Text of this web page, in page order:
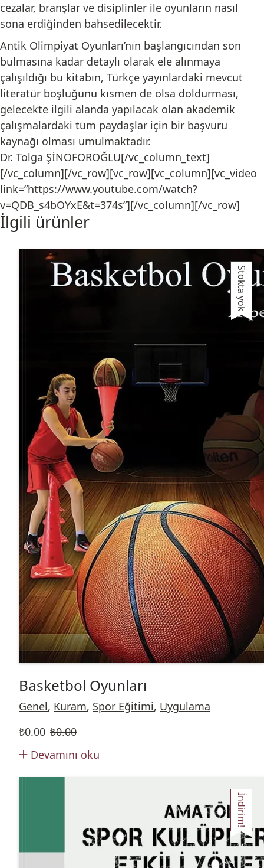
cezalar, branşlar ve disiplinler ile oyunların nasıl
sona erdiğinden bahsedilecektir.
Antik Olimpiyat Oyunları’nın başlangıcından son
bulmasına kadar detaylı olarak ele alınmaya
çalışıldığı bu kitabın, Türkçe yayınlardaki mevcut
literatür boşluğunu kısmen de olsa doldurması,
gelecekte ilgili alanda yapılacak olan akademik
çalışmalardaki tüm paydaşlar için bir başvuru
kaynağı olması umulmaktadır.
Dr. Tolga ŞİNOFOROĞLU[/vc_column_text]
[/vc_column][/vc_row][vc_row][vc_column][vc_video
link=”https://www.youtube.com/watch?
v=QDB_s4bOYxE&t=374s”][/vc_column][/vc_row]
İlgili ürünler
Stokta yok
Basketbol Oyunları
Genel, Kuram, Spor Eğitimi, Uygulama
₺0.00
₺0.00
Devamını oku
İndirim!